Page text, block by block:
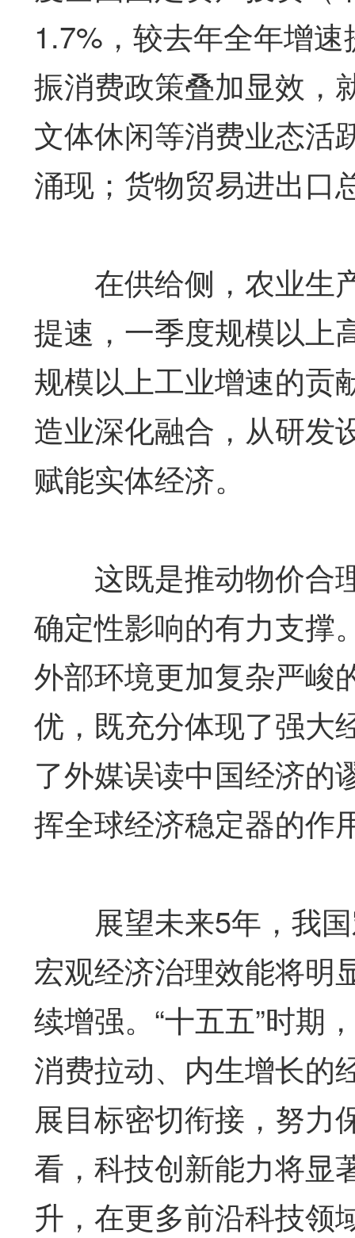
1.7%，较去年全年增
振消费政策叠加显效，
文体休闲等消费业态活
涌现；货物贸易进出口
在供给侧，农业生
提速，一季度规模以上
规模以上工业增速的贡
造业深化融合，从研发
赋能实体经济。
这既是推动物价合
确定性影响的有力支撑
外部环境更加复杂严峻
优，既充分体现了强大
了外媒误读中国经济的
挥全球经济稳定器的作
展望未来5年，我国
宏观经济治理效能将明
续增强。“十五五”时期
消费拉动、内生增长的
展目标密切衔接，努力
看，科技创新能力将显
升，在更多前沿科技领